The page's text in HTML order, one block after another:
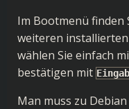
Im Bootmenü finden
weiteren installierten
wählen Sie einfach
bestätigen mit
Man muss zu